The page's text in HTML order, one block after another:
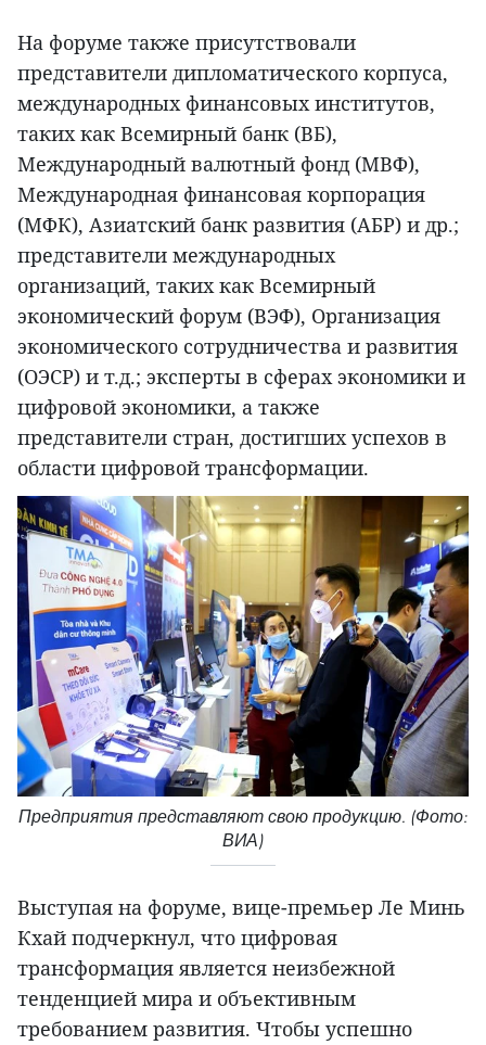
На форуме также присутствовали
представители дипломатического корпуса,
международных финансовых институтов,
таких как Всемирный банк (ВБ),
Международный валютный фонд (МВФ),
Международная финансовая корпорация
(МФК), Азиатский банк развития (АБР) и др.;
представители международных
организаций, таких как Всемирный
экономический форум (ВЭФ), Организация
экономического сотрудничества и развития
(ОЭСР) и т.д.; эксперты в сферах экономики и
цифровой экономики, а также
представители стран, достигших успехов в
области цифровой трансформации.
Предприятия представляют свою продукцию. (Фото:
ВИА)
Выступая на форуме, вице-премьер Ле Минь
Кхай подчеркнул, что цифровая
трансформация является неизбежной
тенденцией мира и объективным
требованием развития. Чтобы успешно